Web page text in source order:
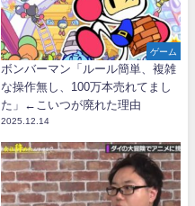
ゲーム
ボンバーマン「ルール簡単、複雑
な操作無し、100万本売れてまし
た」←こいつが廃れた理由
2025.12.14